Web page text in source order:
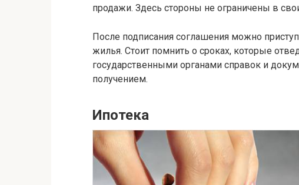
продажи. Здесь стороны не ограничены в
После подписания соглашения можно
жилья. Стоит помнить о сроках, которые
государственными органами справок и
получением.
Ипотека